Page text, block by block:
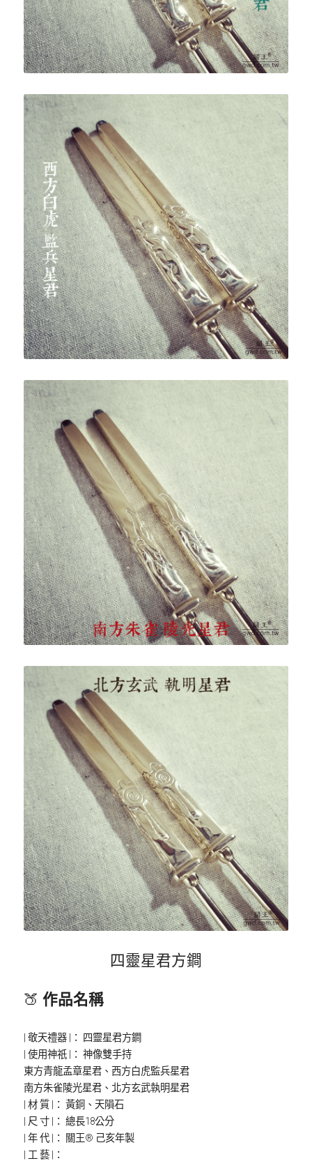
四靈星君方鐧
🍑 作品名稱
| 敬天禮器 |： 四靈星君方鐧
| 使用神祇 |： 神像雙手持
東方青龍孟章星君、西方白虎監兵星君
南方朱雀陵光星君、北方玄武執明星君
| 材 質 |： 黃銅、天隕石
| 尺 寸 |： 總長18公分
| 年 代 |： 關王® 己亥年製
| 工 藝 |：